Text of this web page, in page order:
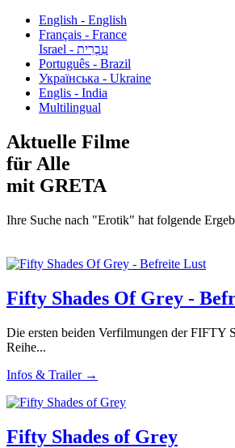
English - English
Français - France
עִבְרִית - Israel
Português - Brazil
Українська - Ukraine
Englis - India
Multilingual
Aktuelle Filme
für Alle
mit GRETA
Ihre Suche nach "Erotik" hat folgende
Fifty Shades Of Grey -
Die ersten beiden Verfilmungen der FIFTY
Reihe...
Infos & Trailer →
Fifty Shades of Grey